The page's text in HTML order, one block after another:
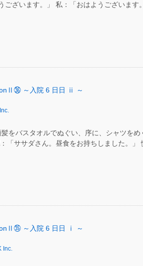
ございます。」 私：「おはようございます
㊱ ～入院 6 日日 ⅱ ～
をバスタオルでぬぐい、序に、シャツをめ
「ササダさん。昼食をお持ちしました。」
㉟ ～入院 6 日日 ⅰ ～
Inc.